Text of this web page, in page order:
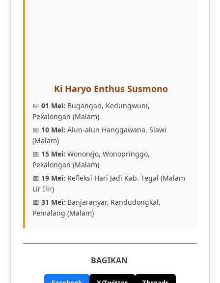
Ki Haryo Enthus Susmono
📅 01 Mei: Bugangan, Kedungwuni,
Pekalongan (Malam)
📅 10 Mei: Alun-alun Hanggawana, Slawi
(Malam)
📅 15 Mei: Wonorejo, Wonopringgo,
Pekalongan (Malam)
📅 19 Mei: Refleksi Hari Jadi Kab. Tegal (Malam
Lir Ilir)
📅 31 Mei: Banjaranyar, Randudongkal,
Pemalang (Malam)
BAGIKAN